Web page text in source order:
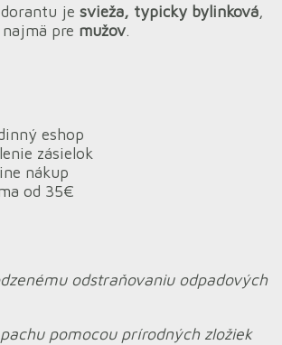
je svieža, typicky bylinková,
pre mužov.
eshop
zásielok
nákup
od 35€
odstraňovaniu odpadových
pomocou prírodných zložiek